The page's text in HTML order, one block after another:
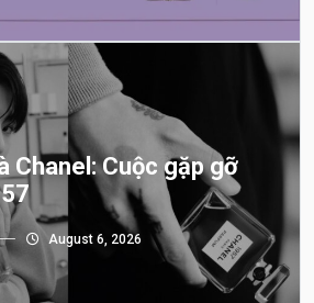
Chanel: Cuộc gặp gỡ
August 6, 2026